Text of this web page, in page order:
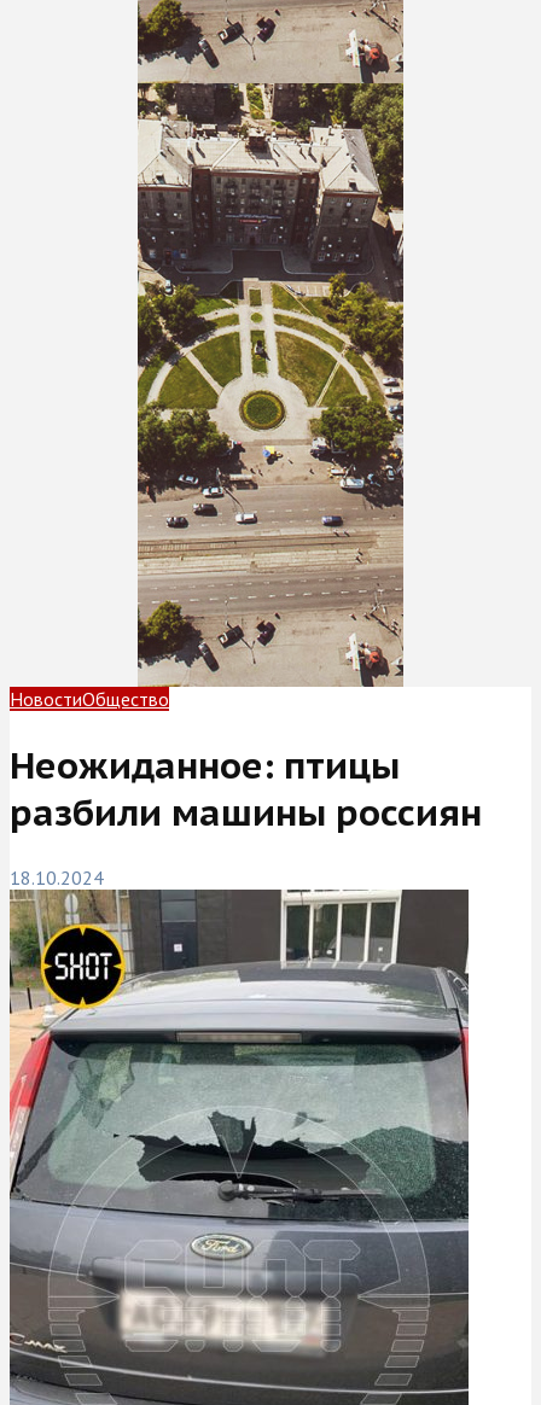
НовостиОбщество
Неожиданное: птицы
разбили машины россиян
18.10.2024